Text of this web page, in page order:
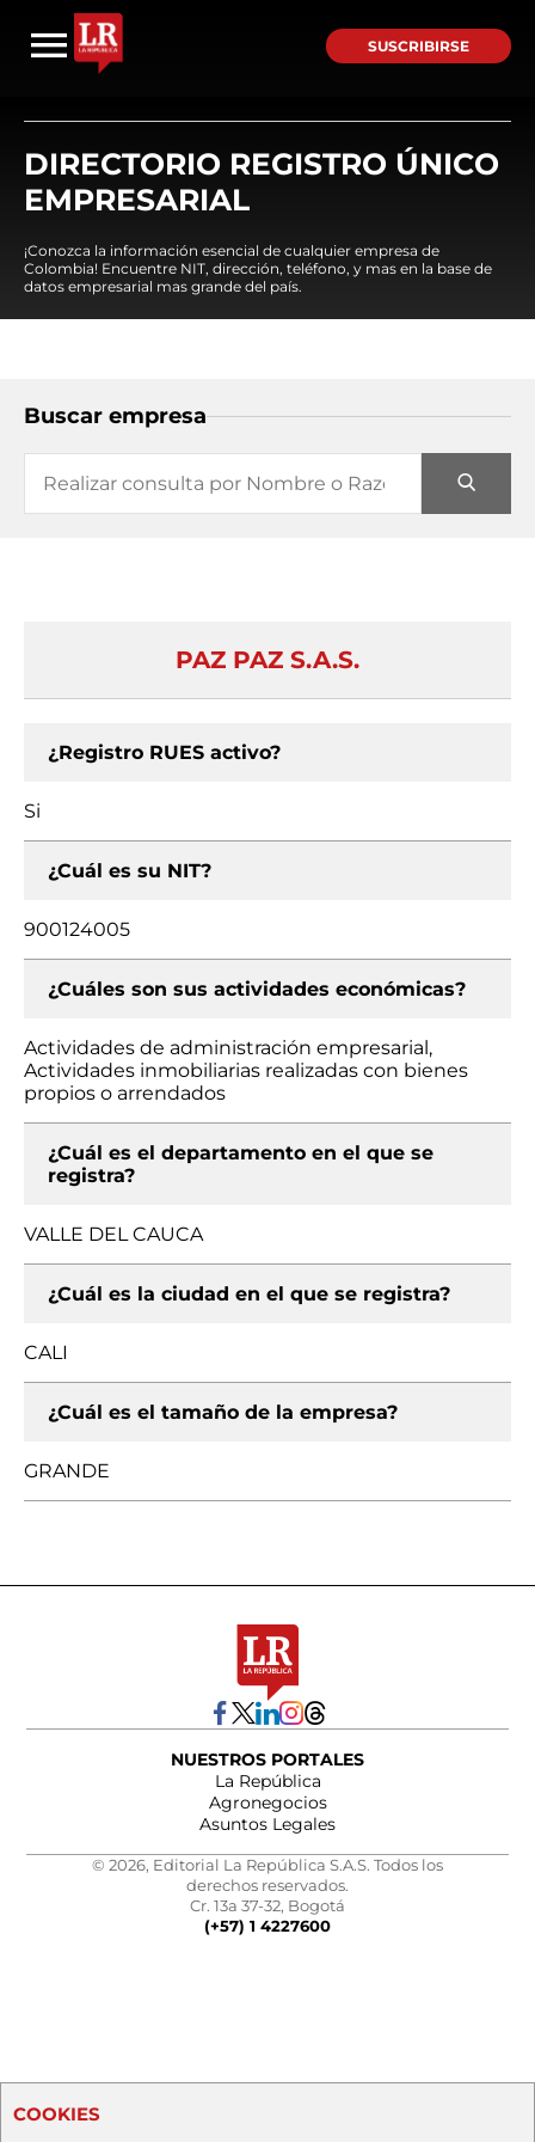
SUSCRIBIRSE
DIRECTORIO REGISTRO ÚNICO
EMPRESARIAL
¡Conozca la información esencial de cualquier empresa de
Colombia! Encuentre NIT, dirección, teléfono, y mas en la base de
datos empresarial mas grande del país.
Buscar empresa
PAZ PAZ S.A.S.
¿Registro RUES activo?
Si
¿Cuál es su NIT?
900124005
¿Cuáles son sus actividades económicas?
Actividades de administración empresarial,
Actividades inmobiliarias realizadas con bienes
propios o arrendados
¿Cuál es el departamento en el que se
registra?
VALLE DEL CAUCA
¿Cuál es la ciudad en el que se registra?
CALI
¿Cuál es el tamaño de la empresa?
GRANDE
NUESTROS PORTALES
La República
Agronegocios
Asuntos Legales
© 2026, Editorial La República S.A.S. Todos los
derechos reservados.
Cr. 13a 37-32, Bogotá
(+57) 1 4227600
COOKIES